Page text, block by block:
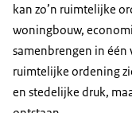
kan zo’n ruimtelijke
woningbouw,
samenbrengen in één
ruimtelijke ordening
en stedelijke druk,